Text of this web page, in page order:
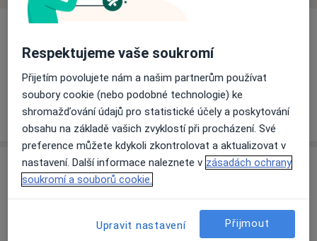
Informace o službách a cenách nejsou k dispozici
Tento specialista ještě nepřidával žádné informace o
svých službách.
Adresa
Brod, s.r.o.
Partyzánů 2174, 68801
Respektujeme vaše soukromí
Přijetím povolujete nám a našim partnerům používat
soubory cookie (nebo podobné technologie) ke
shromažďování údajů pro statistické účely a poskytování
obsahu na základě vašich zvyklostí při procházení. Své
preference můžete kdykoli zkontrolovat a aktualizovat v
nastavení. Další informace naleznete v zásadách ochrany
soukromí a souborů cookie.
Upravit nastavení Přijmout